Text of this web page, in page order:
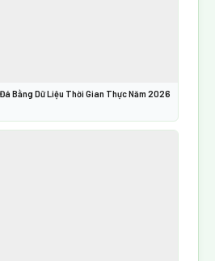
Bằng Dữ Liệu Thời Gian Thực Năm 2026